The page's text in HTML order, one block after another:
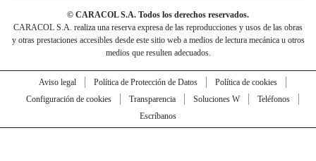
© CARACOL S.A. Todos los derechos reservados.
CARACOL S.A. realiza una reserva expresa de las reproducciones y usos de las obras
y otras prestaciones accesibles desde este sitio web a medios de lectura mecánica u otros
medios que resulten adecuados.
Aviso legal Política de Protección de Datos
Política de cookies
Configuración de cookies
Transparencia Soluciones W
Teléfonos
Escríbanos